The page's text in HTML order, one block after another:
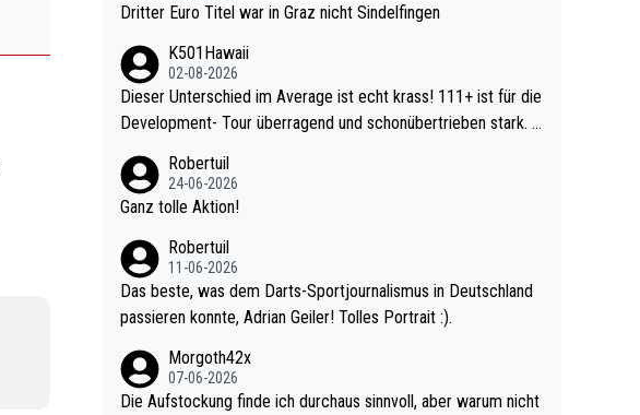
Dritter Euro Titel war in Graz nicht Sindelfingen
K501Hawaii
02-08-2026
Dieser Unterschied im Average ist echt krass! 111+ ist für die
Development- Tour überragend und schonübertrieben stark. U
e mal 40+ erst recht. Da gewinnst keinen Blumentopf - ist ja n
och krasser wie ein Pokalspiel eines Kreisligisten vs einem Bu
Robertuil
24-06-2026
Ganz tolle Aktion!
Robertuil
11-06-2026
Das beste, was dem Darts-Sportjournalismus in Deutschland
passieren konnte, Adrian Geiler! Tolles Portrait :).
Morgoth42x
07-06-2026
Die Aufstockung finde ich durchaus sinnvoll, aber warum nicht